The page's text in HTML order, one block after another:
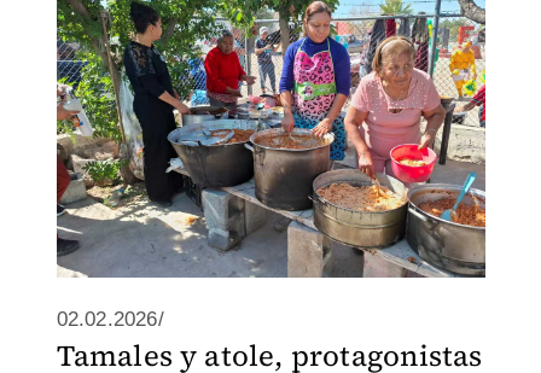
02.02.2026/
Tamales y atole, protagonistas